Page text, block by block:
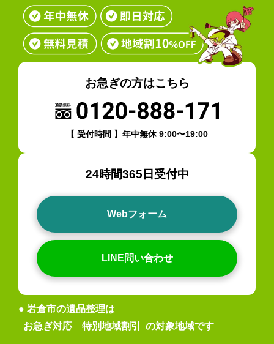
お急ぎの方はこちら
【 受付時間 】年中無休 9:00〜19:00
24時間365日受付中
Webフォーム
LINE問い合わせ
● 岩倉市の遺品整理は
お急ぎ対応
特別地域割引 の対象地域です